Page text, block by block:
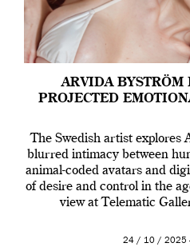
ARVIDA BYSTRÖM
PROJECTED
The Swedish artist explores
blurred intimacy between
animal-coded avatars and
of desire and control in the
view at Telematic
24 / 10 /